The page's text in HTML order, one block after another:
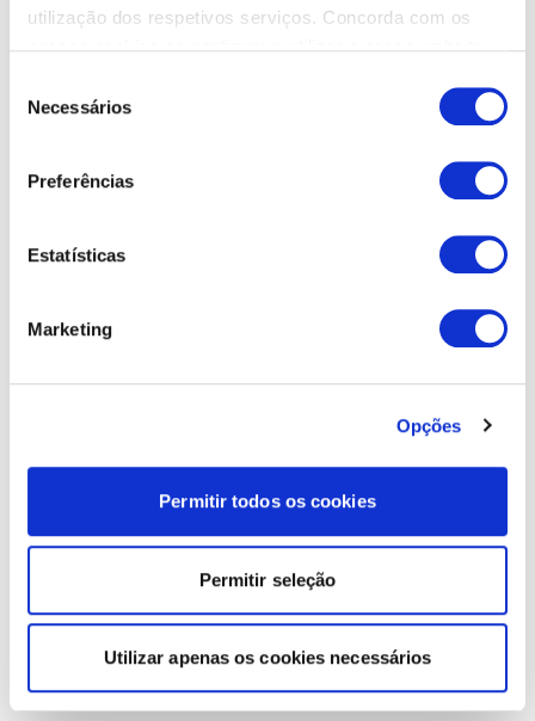
utilização dos respetivos serviços. Concorda com os
Necessários
Preferências
Estatísticas
Marketing
Opções
Permitir todos os cookies
Permitir seleção
Utilizar apenas os cookies necessários